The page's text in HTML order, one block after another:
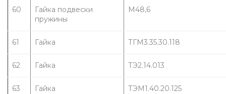
60
Гайка подвески
пружины
М48,6
61 Гайка ТГМ3.35.30.118
62 Гайка ТЭ2.14.013
63 Гайка ТЭМ1.40.20.125